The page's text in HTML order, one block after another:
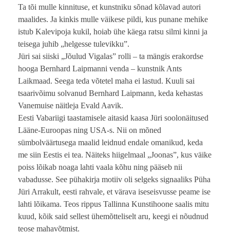
Ta tõi mulle kinnituse, et kunstniku sõnad kõlavad autori
maalides. Ja kinkis mulle väikese pildi, kus punane mehike
istub Kalevipoja kukil, hoiab ühe käega ratsu silmi kinni ja
teisega juhib „helgesse tulevikku”.
Jüri sai siiski „Jõulud Vigalas” rolli – ta mängis erakordse
hooga Bernhard Laipmanni venda – kunstnik Ants
Laikmaad. Seega teda võtetel maha ei lastud. Kuuli sai
tsaarivõimu solvanud Bernhard Laipmann, keda kehastas
Vanemuise näitleja Evald Aavik.
Eesti Vabariigi taastamisele aitasid kaasa Jüri soolonäitused
Lääne-Euroopas ning USA-s. Nii on mõned
sümbolväärtusega maalid leidnud endale omanikud, keda
me siin Eestis ei tea. Näiteks hiigelmaal „Joonas”, kus väike
poiss lõikab noaga lahti vaala kõhu ning pääseb nii
vabadusse. See pühakirja motiiv oli selgeks signaaliks Püha
Jüri Arrakult, eesti rahvale, et värava iseseisvusse peame ise
lahti lõikama. Teos rippus Tallinna Kunstihoone saalis mitu
kuud, kõik said sellest ühemõtteliselt aru, keegi ei nõudnud
teose mahavõtmist.